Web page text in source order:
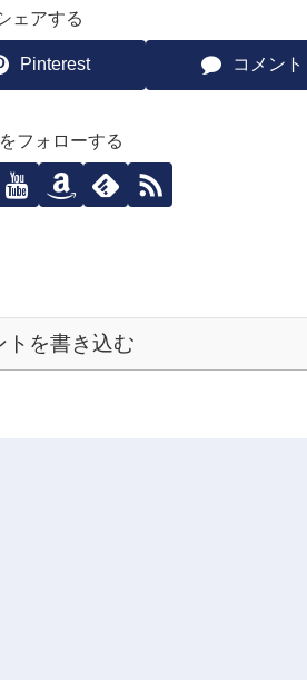
ェアする
Pinterest コメント
フォローする
トを書き込む